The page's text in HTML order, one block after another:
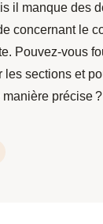
il manque des
concernant le
Pouvez-vous
les sections et
précise ?